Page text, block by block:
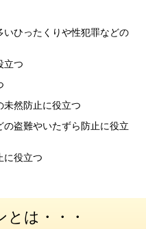
ひったくりや性犯罪などの
立つ
未然防止に役立つ
盗難やいたずら防止に役立
に役立つ
は・・・